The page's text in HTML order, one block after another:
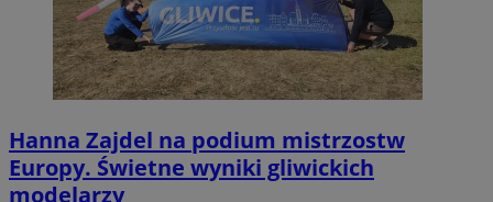
Hanna Zajdel na podium mistrzostw
Europy. Świetne wyniki gliwickich
modelarzy